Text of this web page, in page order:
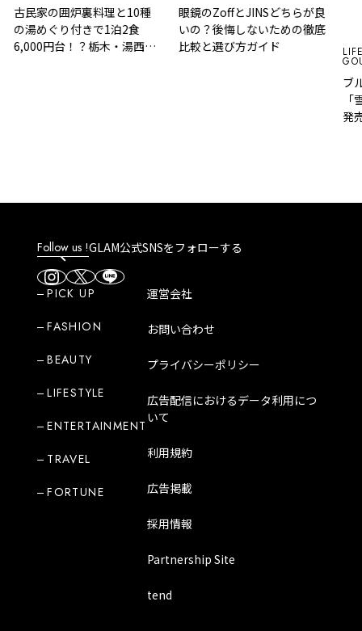
古民家の囲炉裏料理と10種
の湯めぐり付きで1泊2食
6,000円台！？栃木・湯西川
眼鏡のZoffとJINSどちらが良
いの？後悔しないための徹底
比較と選び方ガイド
ブ
「
発
Follow us !GLAM公式SNSをフォローする
PICK UP
FASHION
BEAUTY
LIFESTYLE
ENTERTAINMENT
TRAVEL
FORTUNE
運営会社
お問い合わせ
プライバシーポリシー
広告配信におけるデータ利用につ
いて
利用規約
広告掲載
採用情報
Partnership Site
tend